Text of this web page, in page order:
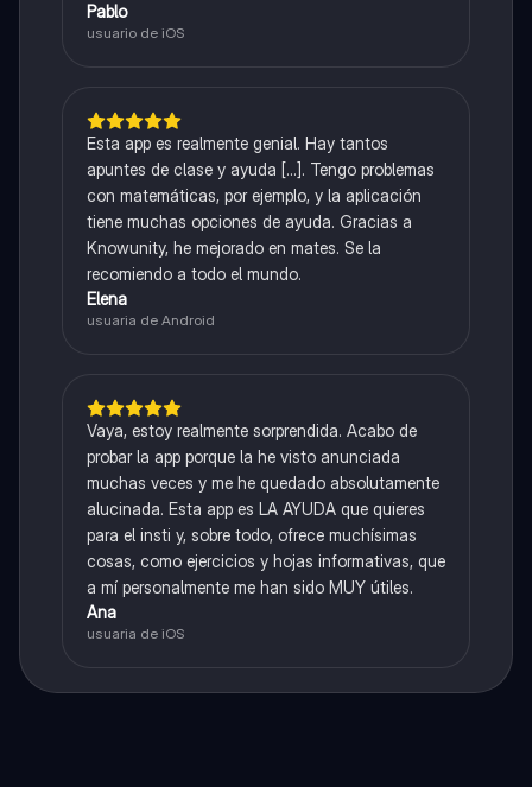
Pablo
usuario de iOS
Esta app es realmente genial. Hay tantos
apuntes de clase y ayuda [...]. Tengo problemas
con matemáticas, por ejemplo, y la aplicación
tiene muchas opciones de ayuda. Gracias a
Knowunity, he mejorado en mates. Se la
recomiendo a todo el mundo.
Elena
usuaria de Android
Vaya, estoy realmente sorprendida. Acabo de
probar la app porque la he visto anunciada
muchas veces y me he quedado absolutamente
alucinada. Esta app es LA AYUDA que quieres
para el insti y, sobre todo, ofrece muchísimas
cosas, como ejercicios y hojas informativas, que
a mí personalmente me han sido MUY útiles.
Ana
usuaria de iOS